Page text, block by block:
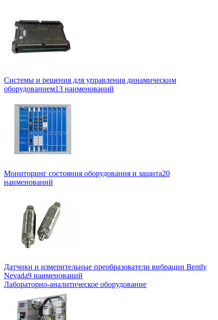
Системы и решения для управления динамическим
оборудованием13 наименований
Мониторинг состояния оборудования и защита20
наименований
Датчики и измерительные преобразователи вибрации Bently
Nevada9 наименований
Лабораторно-аналитическое оборудование